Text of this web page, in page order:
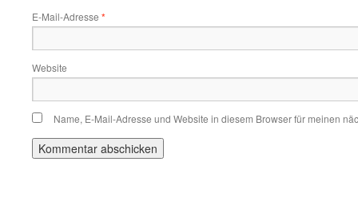
E-Mail-Adresse *
Website
Name, E-Mail-Adresse und Website in diesem Browser für meinen